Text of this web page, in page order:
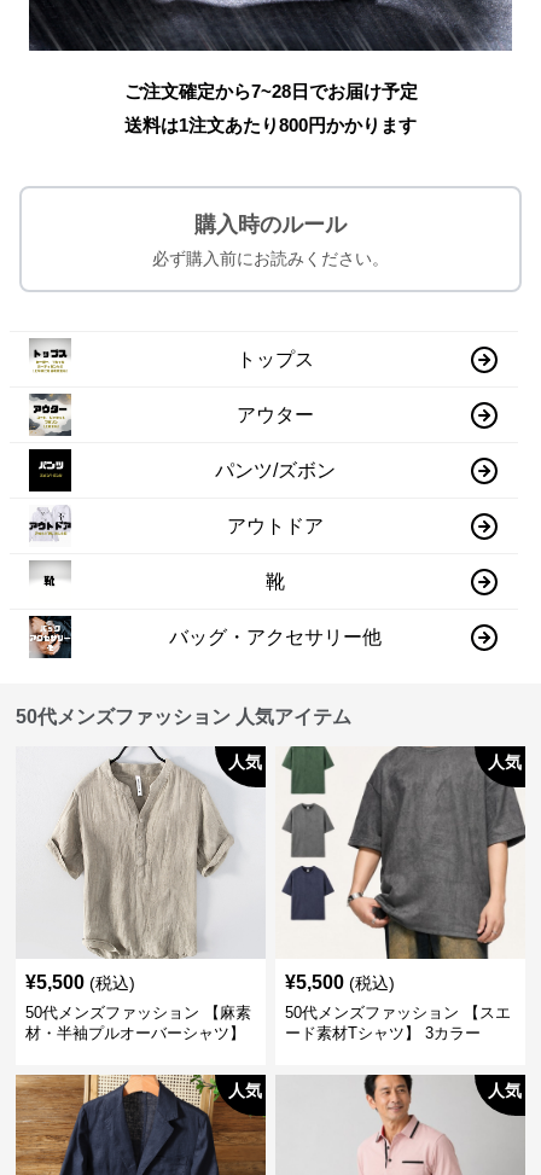
ご注文確定から7~28日でお届け予定
送料は1注文あたり800円かかります
購入時のルール
必ず購入前にお読みください。
トップス
アウター
パンツ/ズボン
アウトドア
靴
バッグ・アクセサリー他
50代メンズファッション 人気アイテム
人気
¥5,500 (税込)
50代メンズファッション 【麻素
材・半袖プルオーバーシャツ】
人気
¥5,500 (税込)
50代メンズファッション 【スエ
ード素材Tシャツ】 3カラー
人気 人気